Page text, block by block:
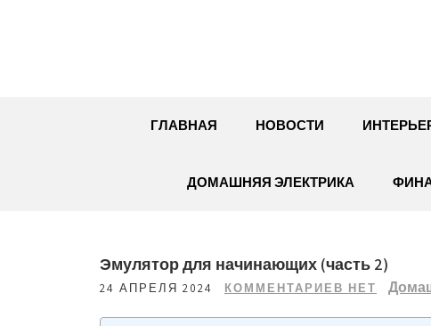
ГЛАВНАЯ НОВОСТИ
ДОМАШНЯЯ ЭЛЕКТРИКА
Эмулятор для начинающих (часть 2)
24 АПРЕЛЯ 2024 КОММЕНТАРИЕВ НЕТ